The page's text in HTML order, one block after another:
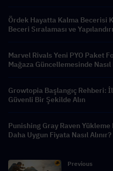
Ördek Hayatta Kalma Becerisi
Beceri Sıralaması ve
Marvel Rivals Yeni PYO Paket
Mağaza Güncellemesinde Nasıl
Growtopia Başlangıç Rehberi:
Güvenli Bir Şekilde Alın
Punishing Gray Raven
Daha Uygun Fiyata Nasıl Alınır?
Previous